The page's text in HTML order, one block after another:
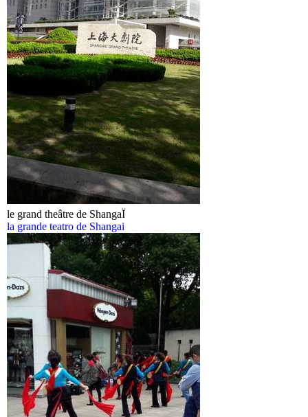
le grand theâtre de ShangaÏ
la grande teatro de Shangai